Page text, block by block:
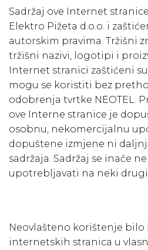
Sadržaj ove Internet
Elektro Pižeta d.o.o. i
autorskim pravima. Tržišni
tržišni nazivi, logotipi i
Internet stranici zaštićeni
mogu se koristiti bez
odobrenja tvrtke NEOTEL.
ove Interne stranice je
osobnu, nekomercijalnu
dopuštene izmjene ni
sadržaja. Sadržaj se inače
upotrebljavati na neki
Neovlašteno korištenje bilo
internetskih stranica u